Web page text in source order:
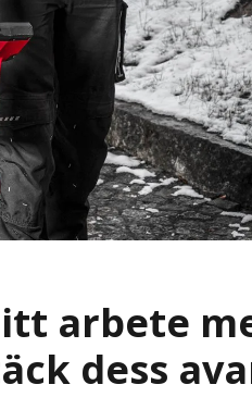
arbete
dess